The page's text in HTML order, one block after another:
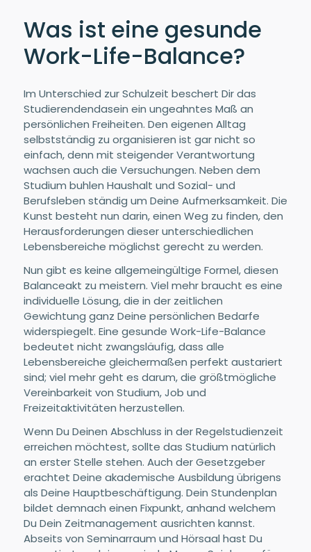
Was ist eine gesunde
Work-Life-Balance?
Im Unterschied zur Schulzeit beschert Dir das
Studierendendasein ein ungeahntes Maß an
persönlichen Freiheiten. Den eigenen Alltag
selbstständig zu organisieren ist gar nicht so
einfach, denn mit steigender Verantwortung
wachsen auch die Versuchungen. Neben dem
Studium buhlen Haushalt und Sozial- und
Berufsleben ständig um Deine Aufmerksamkeit. Die
Kunst besteht nun darin, einen Weg zu finden, den
Herausforderungen dieser unterschiedlichen
Lebensbereiche möglichst gerecht zu werden.
Nun gibt es keine allgemeingültige Formel, diesen
Balanceakt zu meistern. Viel mehr braucht es eine
individuelle Lösung, die in der zeitlichen
Gewichtung ganz Deine persönlichen Bedarfe
widerspiegelt. Eine gesunde Work-Life-Balance
bedeutet nicht zwangsläufig, dass alle
Lebensbereiche gleichermaßen perfekt austariert
sind; viel mehr geht es darum, die größtmögliche
Vereinbarkeit von Studium, Job und
Freizeitaktivitäten herzustellen.
Wenn Du Deinen Abschluss in der Regelstudienzeit
erreichen möchtest, sollte das Studium natürlich
an erster Stelle stehen. Auch der Gesetzgeber
erachtet Deine akademische Ausbildung übrigens
als Deine Hauptbeschäftigung. Dein Stundenplan
bildet demnach einen Fixpunkt, anhand welchem
Du Dein Zeitmanagement ausrichten kannst.
Abseits von Seminarraum und Hörsaal hast Du